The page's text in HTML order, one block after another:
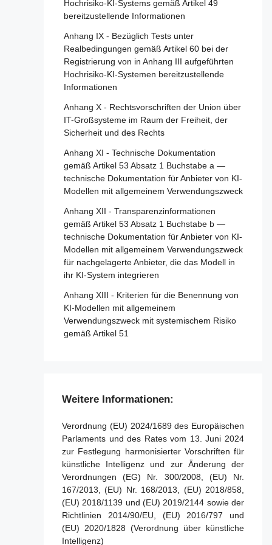
Artikel 37 - Anfechtungen der Kompetenz
Artikel 38 - Koordinierung der notifizierten
Stellen
Artikel 39 - Konformitätsbewertungsstellen
in Drittländern
Abschnitt 5 - Normen,
Konformitätsbewertung, Bescheinigungen,
Artikel 40 - Harmonisierte Normen und
Normungsdokumente
Artikel 41 - Gemeinsame Spezifikationen
Artikel 42 - Vermutung der Konformität mit
bestimmten Anforderungen
Artikel 43 - Konformitätsbewertung
Artikel 44 - Bescheinigungen
notifizierten Stellen
Artikel 46 - Ausnahme vom
Konformitätsbewertungsverfahren
Artikel 49 - Registrierung
werden
Artikel 81 - Schutzklauselverfahren der
Union
Artikel 82 - Konforme KI-Systeme, die ein
Risiko bergen
Artikel 84 - Unionsstrukturen zur
Unterstützung der Prüfung von KI
Abschnitt 4 - Rechtsbehelfe
Artikel 85 - Recht auf Beschwerde bei einer
Marktüberwachungsbehörde
Artikel 86 - Recht auf Erläuterung der
Entscheidungsfindung im Einzelfall
Artikel 87 - Meldung von Verstößen und
Schutz von Hinweisgebern
Durchsetzung und Überwachung in Bezug
auf Anbieter von KI-Modellen mit
allgemeinem Verwendungszweck
wissenschaftlichen Gremiums vor
systemischen Risiken
Artikel 91 - Befugnis zur Anforderung von
Dokumentation und Informationen
Artikel 92 - Befugnis zur Durchführung von
Bewertungen
Artikel 93 - Befugnis zur Aufforderung zu
Maßnahmen
und bereits in Verkehr gebrachte KI-Modelle
mit allgemeinem Verwendungszweck
Artikel 112 - Bewertung und Überprüfung
Artikel 113 - Inkrafttreten und
Geltungsbeginn
Hochrisiko-KI-Systems gemäß Artikel 49
bereitzustellende Informationen
Anhang IX - Bezüglich Tests unter
Realbedingungen gemäß Artikel 60 bei der
Registrierung von in Anhang III aufgeführten
Hochrisiko-KI-Systemen bereitzustellende
Informationen
Anhang X - Rechtsvorschriften der Union über
IT-Großsysteme im Raum der Freiheit, der
Sicherheit und des Rechts
Anhang XI - Technische Dokumentation
gemäß Artikel 53 Absatz 1 Buchstabe a —
technische Dokumentation für Anbieter von KI-
Modellen mit allgemeinem Verwendungszweck
Anhang XII - Transparenzinformationen
gemäß Artikel 53 Absatz 1 Buchstabe b —
technische Dokumentation für Anbieter von KI-
Modellen mit allgemeinem Verwendungszweck
für nachgelagerte Anbieter, die das Modell in
ihr KI-System integrieren
Anhang XIII - Kriterien für die Benennung von
KI-Modellen mit allgemeinem
Verwendungszweck mit systemischem Risiko
gemäß Artikel 51
Weitere Informationen:
Verordnung (EU) 2024/1689 des Europäischen
Parlaments und des Rates vom 13. Juni 2024
zur Festlegung harmonisierter Vorschriften für
künstliche Intelligenz und zur Änderung der
Verordnungen (EG) Nr. 300/2008, (EU) Nr.
167/2013, (EU) Nr. 168/2013, (EU) 2018/858,
(EU) 2018/1139 und (EU) 2019/2144 sowie der
Richtlinien 2014/90/EU, (EU) 2016/797 und
(EU) 2020/1828 (Verordnung über künstliche
Intelligenz)